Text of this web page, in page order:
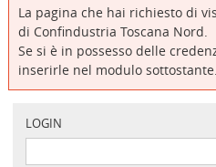
La pagina che hai richiesto di
di Confindustria Toscana Nord.
Se si è in possesso delle
inserirle nel modulo sottostante.
LOGIN